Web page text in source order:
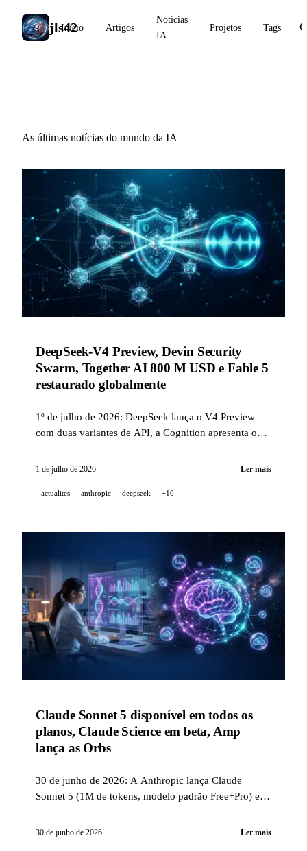
jls42
Início Artigos
Notícias
IA
Projetos Tags
As últimas notícias do mundo da IA
DeepSeek-V4 Preview, Devin Security
Swarm, Together AI 800 M USD e Fable 5
restaurado globalmente
1º de julho de 2026: DeepSeek lança o V4 Preview
com duas variantes de API, a Cognition apresenta o
Together AI capta 800 milhões USD, a xAI lança o
com um framework setorial anti-jailbreaks co-
1 de julho de 2026 Ler mais
actualites anthropic deepseek +10
Claude Sonnet 5 disponível em todos os
planos, Claude Science em beta, Amp
lança as Orbs
30 de junho de 2026: A Anthropic lança Claude
Sonnet 5 (1M de tokens, modelo padrão Free+Pro) e
BioNeMo, a Amp lança as Orbs para agentes em
30 de junho de 2026 Ler mais